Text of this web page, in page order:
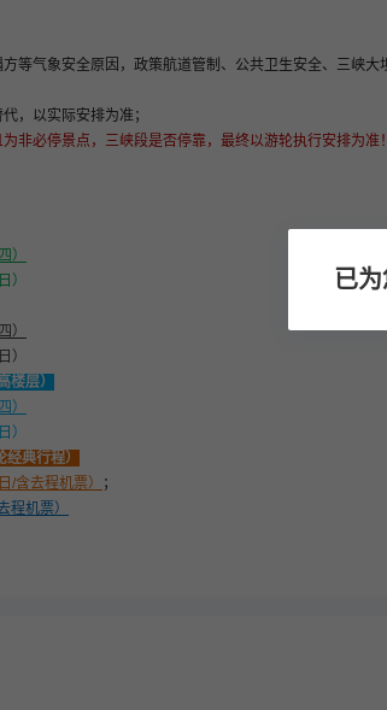
方等气象安全原因，政策航道管制、公共卫生安全、三
，以实际安排为准；
为非必停景点，三峡段是否停靠，最终以游轮执行安排为准！
）
）
）
）
楼层）
）
）
典行程）
/含去程机票）
；
程机票）
已